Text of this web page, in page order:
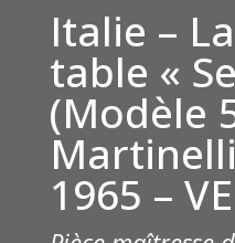
Italie –
table «
(Modèle
1965 –